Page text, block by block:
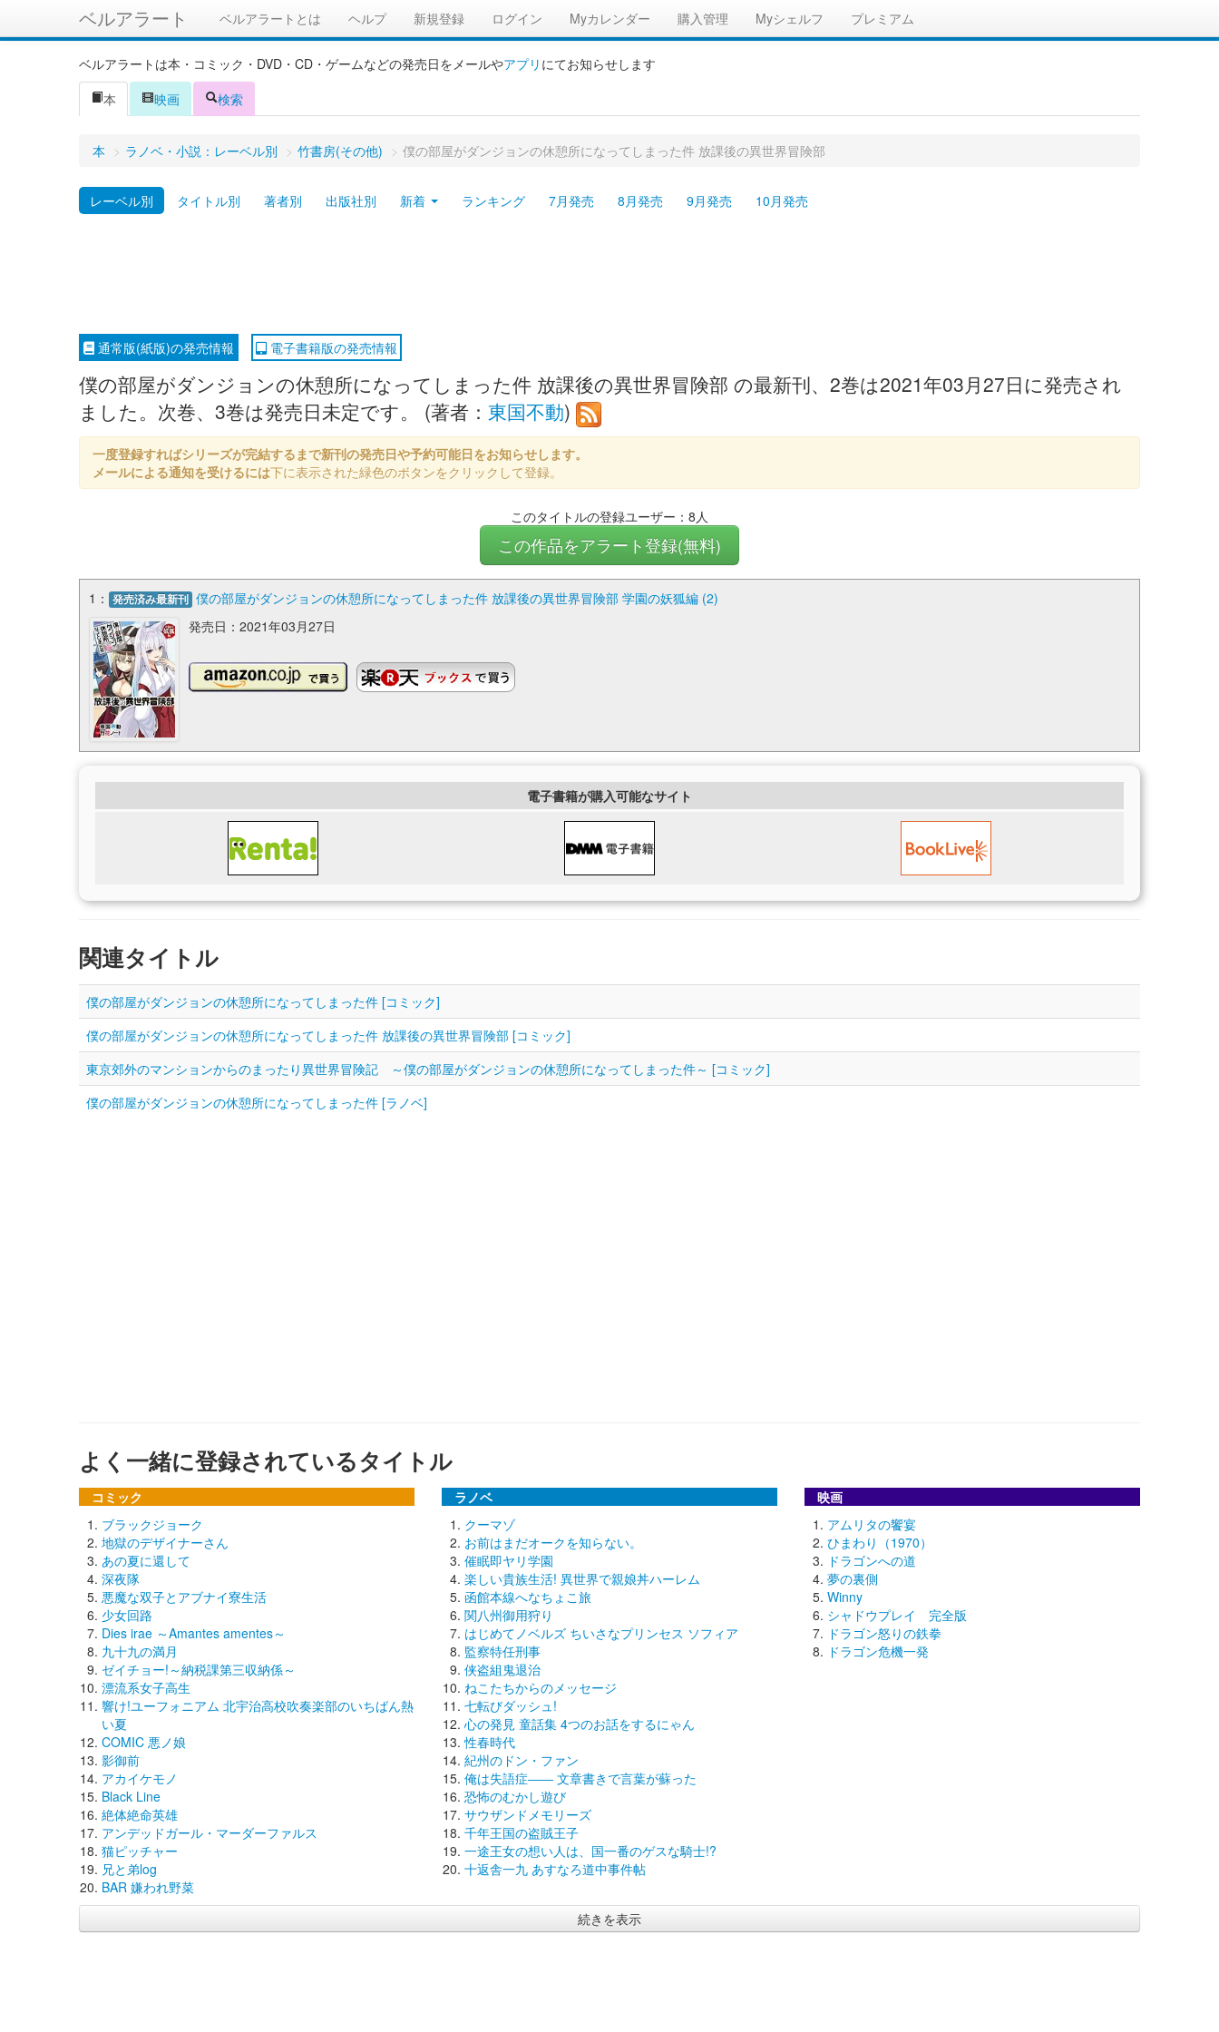
ベルアラート ベルアラートとは ヘルプ 新規登録 ログイン Myカレンダー 購入管理 Myシェルフ プレミアム
ベルアラートは本・コミック・DVD・CD・ゲームなどの発売日をメールやアプリ にてお知らせします
本
映画 検索
本 > ラノベ・小説：レーベル別 > 竹書房(その他) > 僕の部屋がダンジョンの休憩所になってしまった件 放課後の異世界冒険部
レーベル別 タイトル別 著者別 出版社別 新着 ランキング 7月発売 8月発売 9月発売 10月発売
通常版(紙版)の発売情報 電子書籍版の発売情報
僕の部屋がダンジョンの休憩所になってしまった件 放課後の異世界冒険部 の最新刊、2巻は2021年03月27日に発売され
ました。次巻、3巻は発売日未定です。 (著者： 東国不動)
一度登録すればシリーズが完結するまで新刊の発売日や予約可能日をお知らせします。
メールによる通知を受けるには下に表示された緑色のボタンをクリックして登録。
このタイトルの登録ユーザー：8人
この作品をアラート登録(無料)
1： 発売済み最新刊 僕の部屋がダンジョンの休憩所になってしまった件 放課後の異世界冒険部 学園の妖狐編 (2)
発売日：2021年03月27日
電子書籍が購入可能なサイト
関連タイトル
僕の部屋がダンジョンの休憩所になってしまった件 [コミック]
僕の部屋がダンジョンの休憩所になってしまった件 放課後の異世界冒険部 [コミック]
東京郊外のマンションからのまったり異世界冒険記 ～僕の部屋がダンジョンの休憩所になってしまった件～ [コミック]
僕の部屋がダンジョンの休憩所になってしまった件 [ラノベ]
よく一緒に登録されているタイトル
コミック
ブラックジョーク
地獄のデザイナーさん
あの夏に還して
深夜隊
悪魔な双子とアブナイ寮生活
少女回路
Dies irae ～Amantes amentes～
九十九の満月
ゼイチョー!～納税課第三収納係～
漂流系女子高生
響け!ユーフォニアム 北宇治高校吹奏楽部のいちばん熱
い夏
COMIC 悪ノ娘
影御前
アカイケモノ
Black Line
絶体絶命英雄
アンデッドガール・マーダーファルス
猫ピッチャー
兄と弟log
BAR 嫌われ野菜
ラノベ
クーマゾ
お前はまだオークを知らない。
催眠即ヤリ学園
楽しい貴族生活! 異世界で親娘丼ハーレム
函館本線へなちょこ旅
関八州御用狩り
はじめてノベルズ ちいさなプリンセス ソフィア
監察特任刑事
侠盗組鬼退治
ねこたちからのメッセージ
七転びダッシュ!
心の発見 童話集 4つのお話をするにゃん
性春時代
紀州のドン・ファン
俺は失語症―― 文章書きで言葉が蘇った
恐怖のむかし遊び
サウザンドメモリーズ
千年王国の盗賊王子
一途王女の想い人は、国一番のゲスな騎士!?
十返舎一九 あすなろ道中事件帖
映画
アムリタの饗宴
ひまわり（1970）
ドラゴンへの道
夢の裏側
Winny
シャドウプレイ 完全版
ドラゴン怒りの鉄拳
ドラゴン危機一発
続きを表示